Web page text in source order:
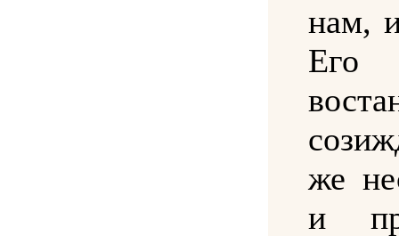
нам,
Его
же
и